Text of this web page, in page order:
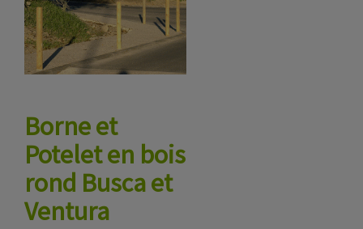
Borne et
Potelet en bois
rond Busca et
Ventura